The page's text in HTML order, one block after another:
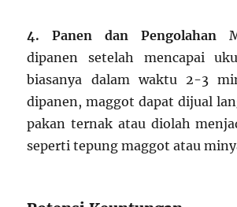
4. Panen dan Pengolahan
dipanen setelah mencapai
biasanya dalam waktu 2-3
dipanen, maggot dapat dijual
pakan ternak atau diolah
seperti tepung maggot atau